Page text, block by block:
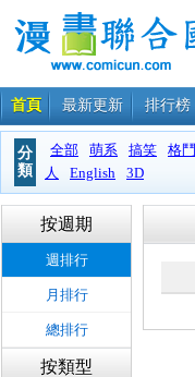
首頁 最新更新 排行榜
分
類
全部 萌系 搞笑 格鬥
人
English 3D
按週期
週排行
月排行
總排行
按類型